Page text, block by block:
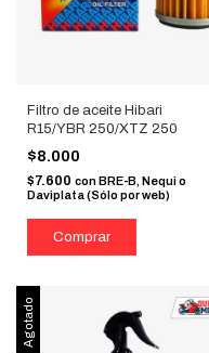
Filtro de aceite Hibari
R15/YBR 250/XTZ 250
$8.000
$7.600 con BRE-B, Nequi o
Daviplata (Sólo por web)
Agotado